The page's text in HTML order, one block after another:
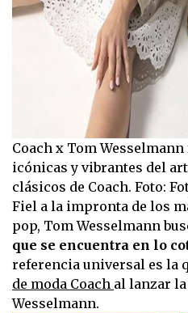
Coach x Tom
icónicas y vibrantes del
clásicos de Coach. Foto:
Fiel a la impronta de los
pop, Tom Wesselmann
que se encuentra en lo
referencia universal es la
de moda Coach al lanzar
Wesselmann.